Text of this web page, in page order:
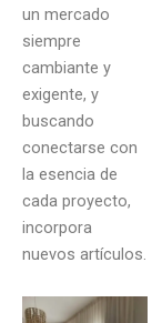
un mercado
siempre
cambiante y
exigente, y
buscando
conectarse con
la esencia de
cada proyecto,
incorpora
nuevos artículos.